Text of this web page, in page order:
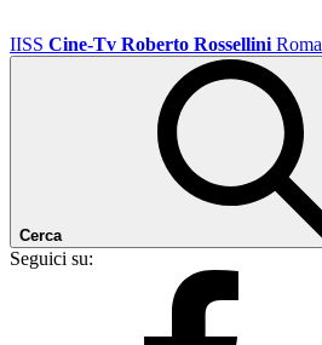
IISS Cine-Tv Roberto Rossellini Roma
Cerca
Seguici su: